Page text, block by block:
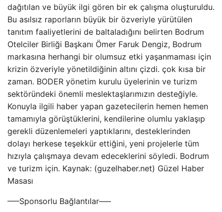
dağıtılan ve büyük ilgi gören bir ek çalışma oluşturuldu.
Bu asılsız raporların büyük bir özveriyle yürütülen
tanıtım faaliyetlerini de baltaladığını belirten Bodrum
Otelciler Birliği Başkanı Ömer Faruk Dengiz, Bodrum
markasına herhangi bir olumsuz etki yaşanmaması için
krizin özveriyle yönetildiğinin altını çizdi. çok kısa bir
zaman. BODER yönetim kurulu üyelerinin ve turizm
sektöründeki önemli meslektaşlarımızın desteğiyle.
Konuyla ilgili haber yapan gazetecilerin hemen hemen
tamamıyla görüştüklerini, kendilerine olumlu yaklaşıp
gerekli düzenlemeleri yaptıklarını, desteklerinden
dolayı herkese teşekkür ettiğini, yeni projelerle tüm
hızıyla çalışmaya devam edeceklerini söyledi. Bodrum
ve turizm için. Kaynak: (guzelhaber.net) Güzel Haber
Masası
—–Sponsorlu Bağlantılar—–